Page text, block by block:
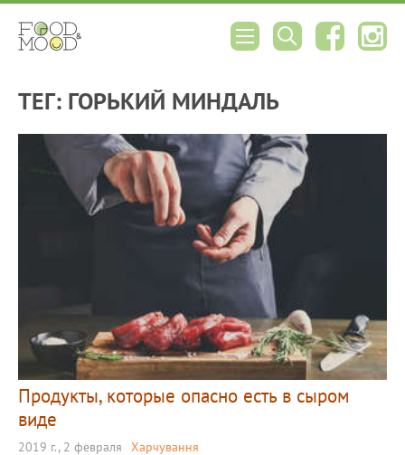
ТЕГ: ГОРЬКИЙ МИНДАЛЬ
Продукты, которые опасно есть в сыром
виде
2019 г., 2 февраля Харчування